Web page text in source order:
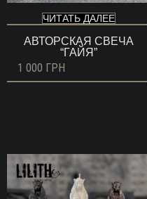
ЧИТАТЬ ДАЛЕЕ
АВТОРСКАЯ СВЕЧА
“ГАЙЯ”
1 000 ГРН